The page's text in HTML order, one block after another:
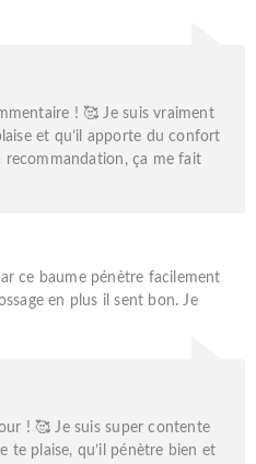
! 🥰 Je suis vraiment
et qu’il apporte du confort
recommandation, ça me fait
ce baume pénètre facilement
en plus il sent bon. Je
! 🥰 Je suis super contente
te plaise, qu’il pénètre bien et